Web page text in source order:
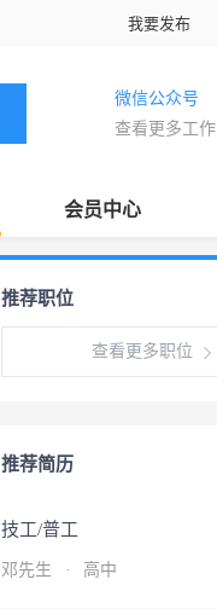
我要发布
微信公众号
查看更多工作
会员中心
推荐职位
查看更多职位
推荐简历
技工/普工
邓先生 · 高中